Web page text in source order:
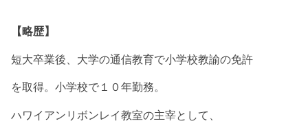
【略歴】
短大卒業後、大学の通信教育で小学校教諭の免許
を取得。小学校で１０年勤務。
ハワイアンリボンレイ教室の主宰として、